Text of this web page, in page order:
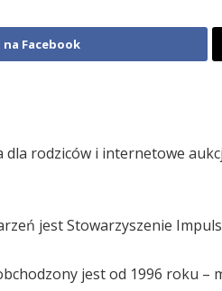
Facebook
dla rodziców i internetowe
jest Stowarzyszenie
jest od 1996 roku –